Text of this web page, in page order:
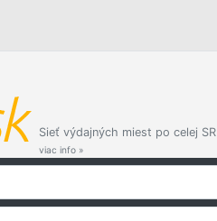
Sieť výdajných miest po celej SR
viac info »